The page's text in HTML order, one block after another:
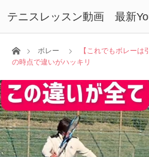
テニスレッスン動画 最新
ホームボレー
【これでもボレーは
の時点で違いがハッキリ